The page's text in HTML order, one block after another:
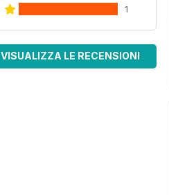
1
VISUALIZZA LE RECENSIONI